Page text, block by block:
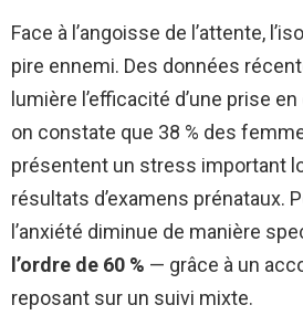
Face à l’angoisse de l’attente,
pire ennemi. Des données
lumière l’efficacité d’une prise
on constate que 38 % des
présentent un stress important
résultats d’examens prénataux.
l’anxiété diminue de manière
l’ordre de 60 % — grâce à un
reposant sur un suivi mixte.